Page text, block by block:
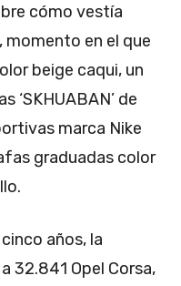
cómo vestía
momento en el que
beige caqui, un
‘SKHUABAN’ de
marca Nike
graduadas color
años, la
32.841 Opel Corsa,